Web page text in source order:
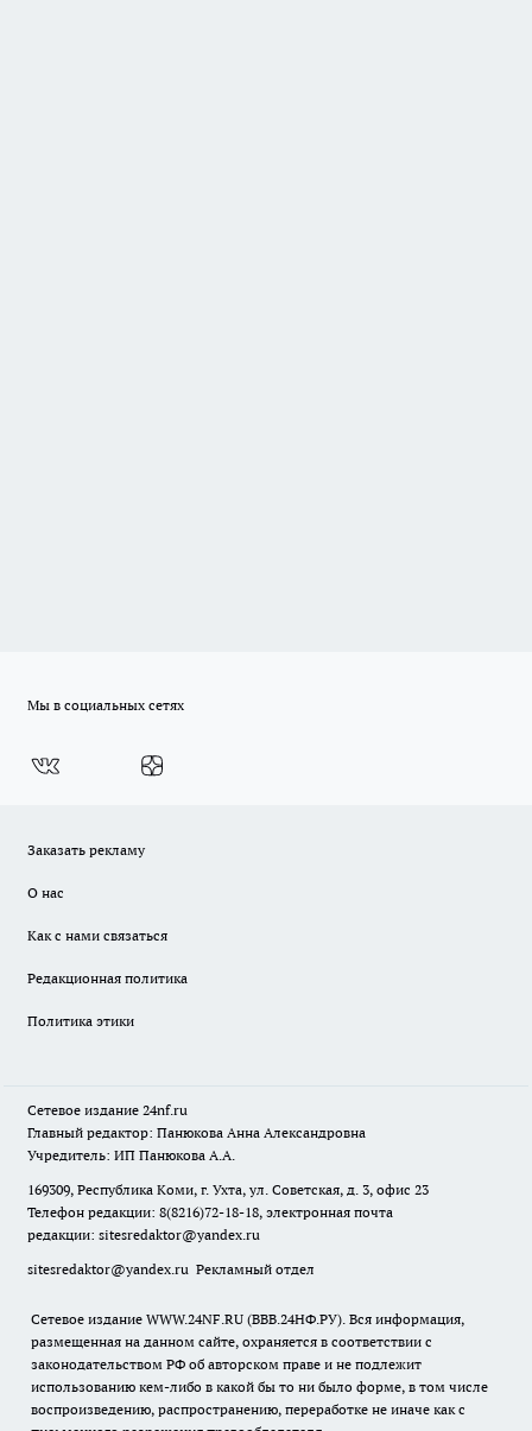
Мы в социальных сетях
Заказать рекламу
О нас
Как с нами связаться
Редакционная политика
Политика этики
Сетевое издание 24nf.ru
Главный редактор: Панюкова Анна Александровна
Учредитель: ИП Панюкова А.А.
169309, Республика Коми, г. Ухта, ул. Советская, д. 3, офис 23
Телефон редакции: 8(8216)72-18-18, электронная почта
редакции: sitesredaktor@yandex.ru
sitesredaktor@yandex.ru Рекламный отдел
Сетевое издание WWW.24NF.RU (ВВВ.24НФ.РУ). Вся информация,
размещенная на данном сайте, охраняется в соответствии с
законодательством РФ об авторском праве и не подлежит
использованию кем-либо в какой бы то ни было форме, в том числе
воспроизведению, распространению, переработке не иначе как с